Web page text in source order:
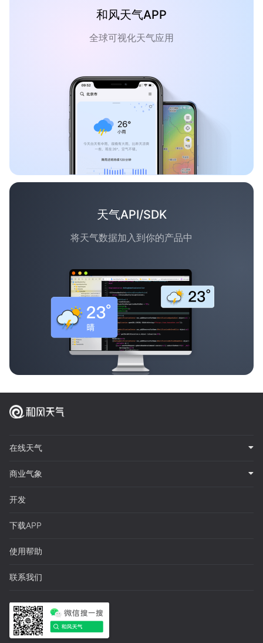
和风天气APP
全球可视化天气应用
天气API/SDK
将天气数据加入到你的产品中
在线天气
商业气象
开发
下载APP
使用帮助
联系我们